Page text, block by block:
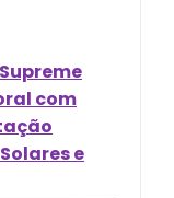
com
e